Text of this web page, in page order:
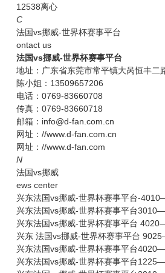
12538离心
C
法国vs挪威-世界杯赛事平台
ontact us
法国vs挪威-世界杯赛事平台
地址：广东省东莞市常平镇大呙恒丰二
陈小姐：13509657206
电话：0769-83660708
传真：0769-83660718
邮箱：info@d-fan.com.cn
网址：//www.d-fan.com.cn
网址：//www.d-fan.com
N
法国vs挪威
ews center
兴东法国vs挪威-世界杯赛事平台-
兴东法国vs挪威-世界杯赛事平台
兴东法国vs挪威-世界杯赛事平台
兴东 法国vs挪威-世界杯赛事平台
兴东法国vs挪威-世界杯赛事平台
兴东法国vs挪威-世界杯赛事平台